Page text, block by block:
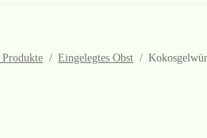
/ Eingelegtes Obst /